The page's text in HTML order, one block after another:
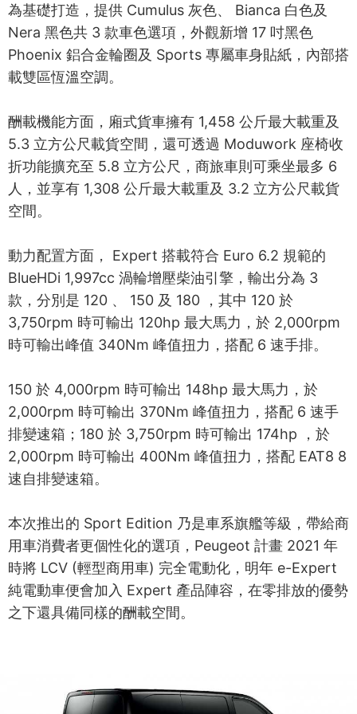
為基礎打造，提供 Cumulus 灰色、 Bianca 白色及
Nera 黑色共 3 款車色選項，外觀新增 17 吋黑色
Phoenix 鋁合金輪圈及 Sports 專屬車身貼紙，內部搭
載雙區恆溫空調。
酬載機能方面，廂式貨車擁有 1,458 公斤最大載重及
5.3 立方公尺載貨空間，還可透過 Moduwork 座椅收
折功能擴充至 5.8 立方公尺，商旅車則可乘坐最多 6
人，並享有 1,308 公斤最大載重及 3.2 立方公尺載貨
空間。
動力配置方面， Expert 搭載符合 Euro 6.2 規範的
BlueHDi 1,997cc 渦輪增壓柴油引擎，輸出分為 3
款，分別是 120 、 150 及 180 ，其中 120 於
3,750rpm 時可輸出 120hp 最大馬力，於 2,000rpm
時可輸出峰值 340Nm 峰值扭力，搭配 6 速手排。
150 於 4,000rpm 時可輸出 148hp 最大馬力，於
2,000rpm 時可輸出 370Nm 峰值扭力，搭配 6 速手
排變速箱；180 於 3,750rpm 時可輸出 174hp ，於
2,000rpm 時可輸出 400Nm 峰值扭力，搭配 EAT8 8
速自排變速箱。
本次推出的 Sport Edition 乃是車系旗艦等級，帶給商
用車消費者更個性化的選項，Peugeot 計畫 2021 年
時將 LCV (輕型商用車) 完全電動化，明年 e-Expert
純電動車便會加入 Expert 產品陣容，在零排放的優勢
之下還具備同樣的酬載空間。